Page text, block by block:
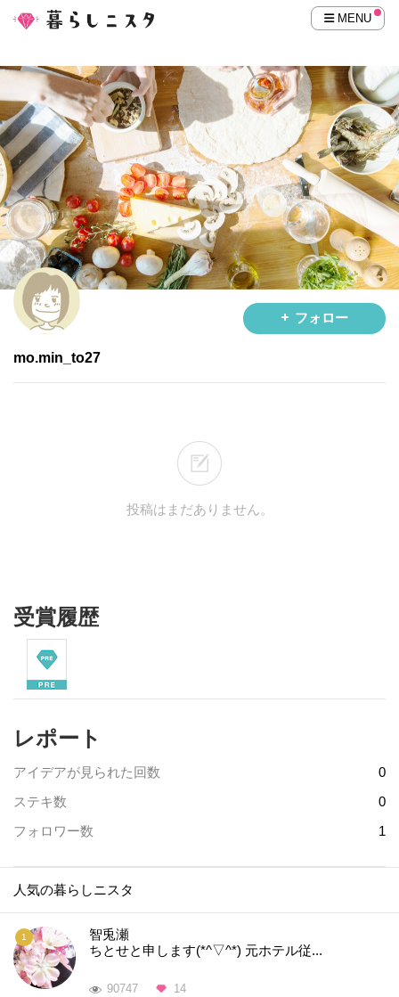
MENU
フォロー
mo.min_to27
投稿はまだありません。
受賞履歴
レポート
アイデアが見られた回数
0
ステキ数
0
フォロワー数
1
人気の暮らしニスタ
智兎瀬
ちとせと申します(*^▽^*) 元ホテル従...
90747 14